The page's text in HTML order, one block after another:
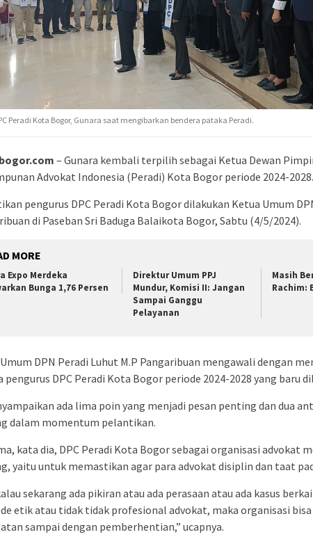
Peradi Kota Bogor, Gunara saat mengibarkan bendera pataka Peradi.
– Gunara kembali terpilih sebagai Ketua Dewan
Advokat Indonesia (Peradi) Kota Bogor periode 2024-2028.
pengurus DPC Peradi Kota Bogor dilakukan Ketua Umum
di Paseban Sri Baduga Balaikota Bogor, Sabtu (4/5/2024).
MORE
Expo Merdeka
Bunga 1,76 Persen
Direktur Umum PPJ
Mundur, Komisi II: Jangan
Sampai Ganggu
Pelayanan
Masih
Rachim:
DPN Peradi Luhut M.P Pangaribuan mengawali dengan
pengurus DPC Peradi Kota Bogor periode 2024-2028 yang baru
ada lima poin yang menjadi pesan penting dan dua
dalam momentum pelantikan.
kata dia, DPC Peradi Kota Bogor sebagai organisasi advokat
yaitu untuk memastikan agar para advokat disiplin dan taat
sekarang ada pikiran atau ada perasaan atau ada kasus
etik atau tidak tidak profesional advokat, maka organisasi
sampai dengan pemberhentian,” ucapnya.